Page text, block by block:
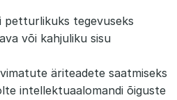
petturlikuks tegevuseks
või kahjuliku sisu
äriteadete saatmiseks
intellektuaalomandi õiguste